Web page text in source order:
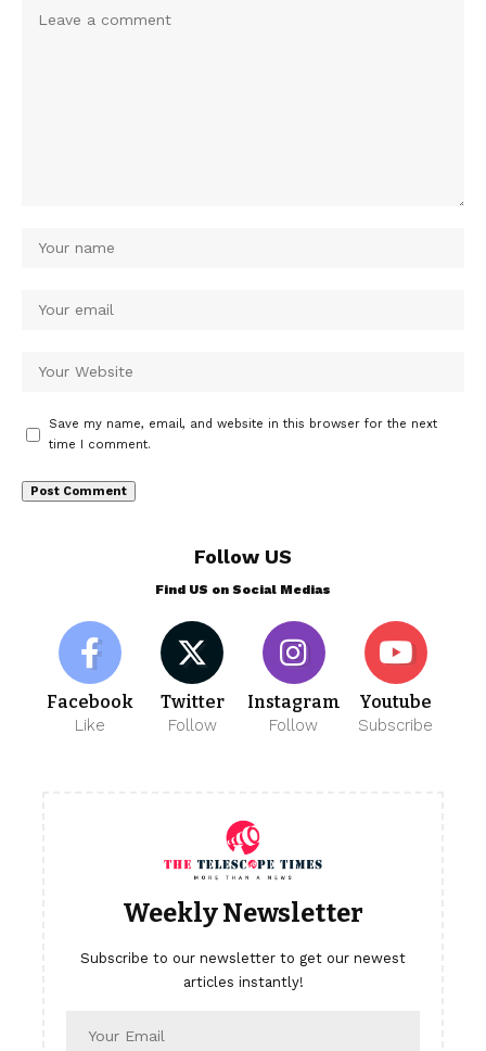
Save my name, email, and website in this browser for the next
time I comment.
Follow US
Find US on Social Medias
Facebook
Like
Twitter
Follow
Instagram
Follow
Youtube
Subscribe
Weekly Newsletter
Subscribe to our newsletter to get our newest
articles instantly!